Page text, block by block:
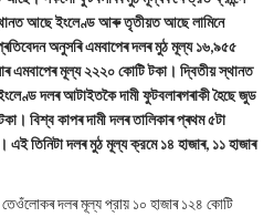
আছে ইংলেণ্ড আৰু তৃতীয়ত আছে লামিনে
অনুসৰি এমবাপেৰ দলৰ মুঠ মূল্য ১৬,৯৫৫
এমবাপেৰ মূল্য ২২২০ কোটি টকা। দ্বিতীয় স্থানত
দলৰ আটাইতকৈ দামী ফুটবলাৰগৰাকী হৈছে জুড
বিশ্ব কাপৰ দামী দলৰ তালিকাৰ প্ৰথম ৫টা
তিনিটা দলৰ মুঠ মূল্য ক্রমে ১৪ হাজাৰ, ১১ হাজাৰ
তেওঁলোকৰ দলৰ মূল্য প্রায় ১০ হাজাৰ ১২৪ কোটি